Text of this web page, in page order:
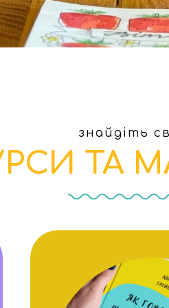
знайдіть
ТА